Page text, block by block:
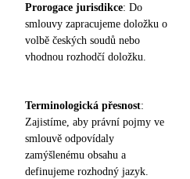
Prorogace jurisdikce: Do
smlouvy zapracujeme doložku o
volbě českých soudů nebo
vhodnou rozhodčí doložku.
Terminologická přesnost:
Zajistíme, aby právní pojmy ve
smlouvě odpovídaly
zamýšlenému obsahu a
definujeme rozhodný jazyk.